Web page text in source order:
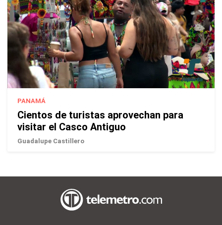
PANAMÁ
Cientos de turistas aprovechan para
visitar el Casco Antiguo
Guadalupe Castillero